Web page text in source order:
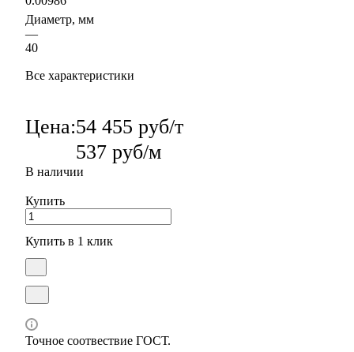
Диаметр, мм
—
40
Все характеристики
Цена:54 455 руб/т
537 руб/м
В наличии
Купить
Купить в 1 клик
Точное соотвествие ГОСТ.